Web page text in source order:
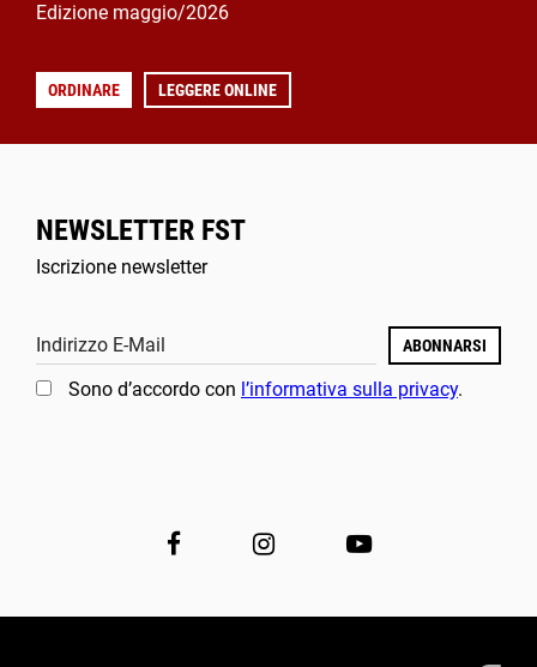
Edizione maggio/2026
ORDINARE LEGGERE ONLINE
NEWSLETTER FST
Iscrizione newsletter
Indirizzo E-Mail ABONNARSI
Sono d’accordo con l’informativa sulla privacy.